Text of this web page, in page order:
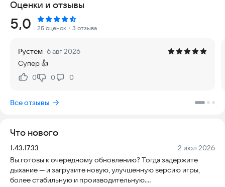
Каждая новая глава открывает новых персонажей и сюжеты, а
для любителей головоломок приготовлены увлекательные
уровни с забавными бустерами и эффектными
комбинациями.
открывайте тайны, скрытые в стенах особняка.
А забавный питомец станет вашим верным спутником!
Оценки и отзывы
Рейтинг:
5,0 25 оценок ・3 отзыва
Рустем 6 авг 2026
Супер 👍
Нравится:
0Не нравится:
0 0
Все отзывы
Что нового
Версия:
1.43.1733 Дата:
2 июл 2026
Вы готовы к очередному обновлению? Тогда задержите
дыхание — и загрузите новую, улучшенную версию игры,
более стабильную и производительную.